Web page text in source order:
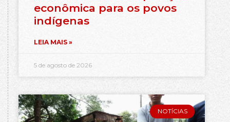
econômica para os povos
indígenas
LEIA MAIS »
5 de agosto de 2026
NOTÍCIAS